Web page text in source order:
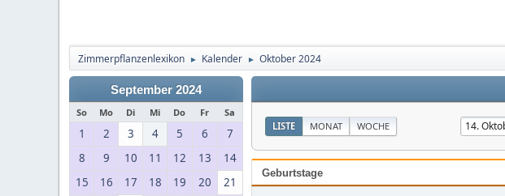
Zimmerpflanzenlexikon ► Kalender ► Oktober 2024
September 2024
So Mo Di Mi Do Fr Sa
1 2 3 4 5 6
7
8
9 10 11 12 13
14
15
16 17 18 19 20
21
LISTE MONAT WOCHE
Geburtstage